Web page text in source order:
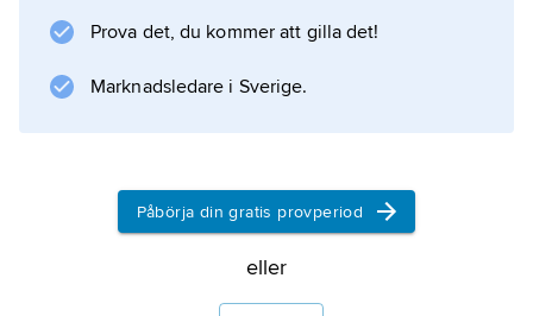
Prova det, du kommer att gilla det!
Marknadsledare i Sverige.
Påbörja din gratis provperiod
eller